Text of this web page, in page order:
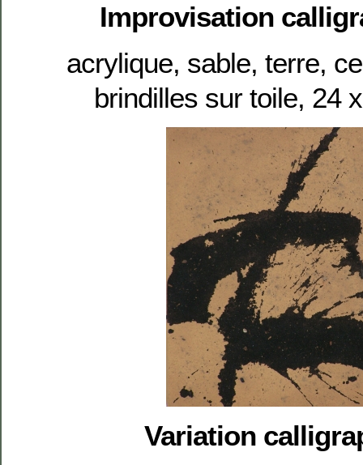
Improvisation
acrylique, sable, terre,
brindilles sur toile, 24
Variation